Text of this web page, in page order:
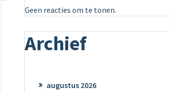
Geen reacties om te tonen.
Archief
augustus 2026